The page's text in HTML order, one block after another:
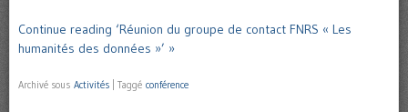
Continue reading ‘Réunion du groupe de contact FNRS « Les
humanités des données »’ »
Archivé sous Activités Taggé conférence